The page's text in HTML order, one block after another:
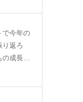
で今年の
り返ろ
の成長…